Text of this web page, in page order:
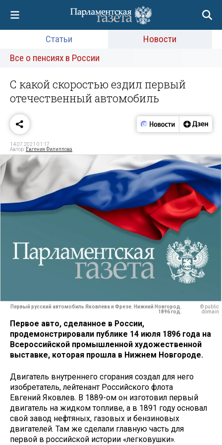
Статьи
Новости
Все о пенсиях в России
С какой скоростью ездил первый
отечественный автомобиль
14.07.2021 01:17
Автор: Евгения Филиппова
Первый русский автомобиль Яковлева и Фрезе. Нижний Новгород.
1896 год.
© public
domain
Первое авто, сделанное в России,
продемонстрировали публике 14 июля 1896 года на
Всероссийской промышленной художественной
выставке, которая прошла в Нижнем Новгороде.
Двигатель внутреннего сгорания создал для него
изобретатель, лейтенант Российского флота
Евгений Яковлев. В 1889-ом он изготовил первый
двигатель на жидком топливе, а в 1891 году основал
свой завод нефтяных, газовых и бензиновых
двигателей. Там же сделали главную часть для
первой в российской истории «легковушки».